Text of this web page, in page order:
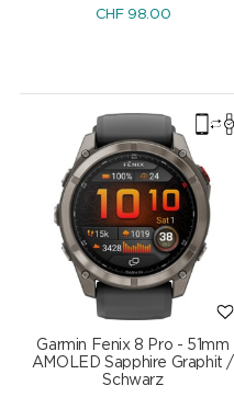
CHF 98.00
Garmin Fenix 8 Pro - 51mm
AMOLED Sapphire Graphit /
Schwarz